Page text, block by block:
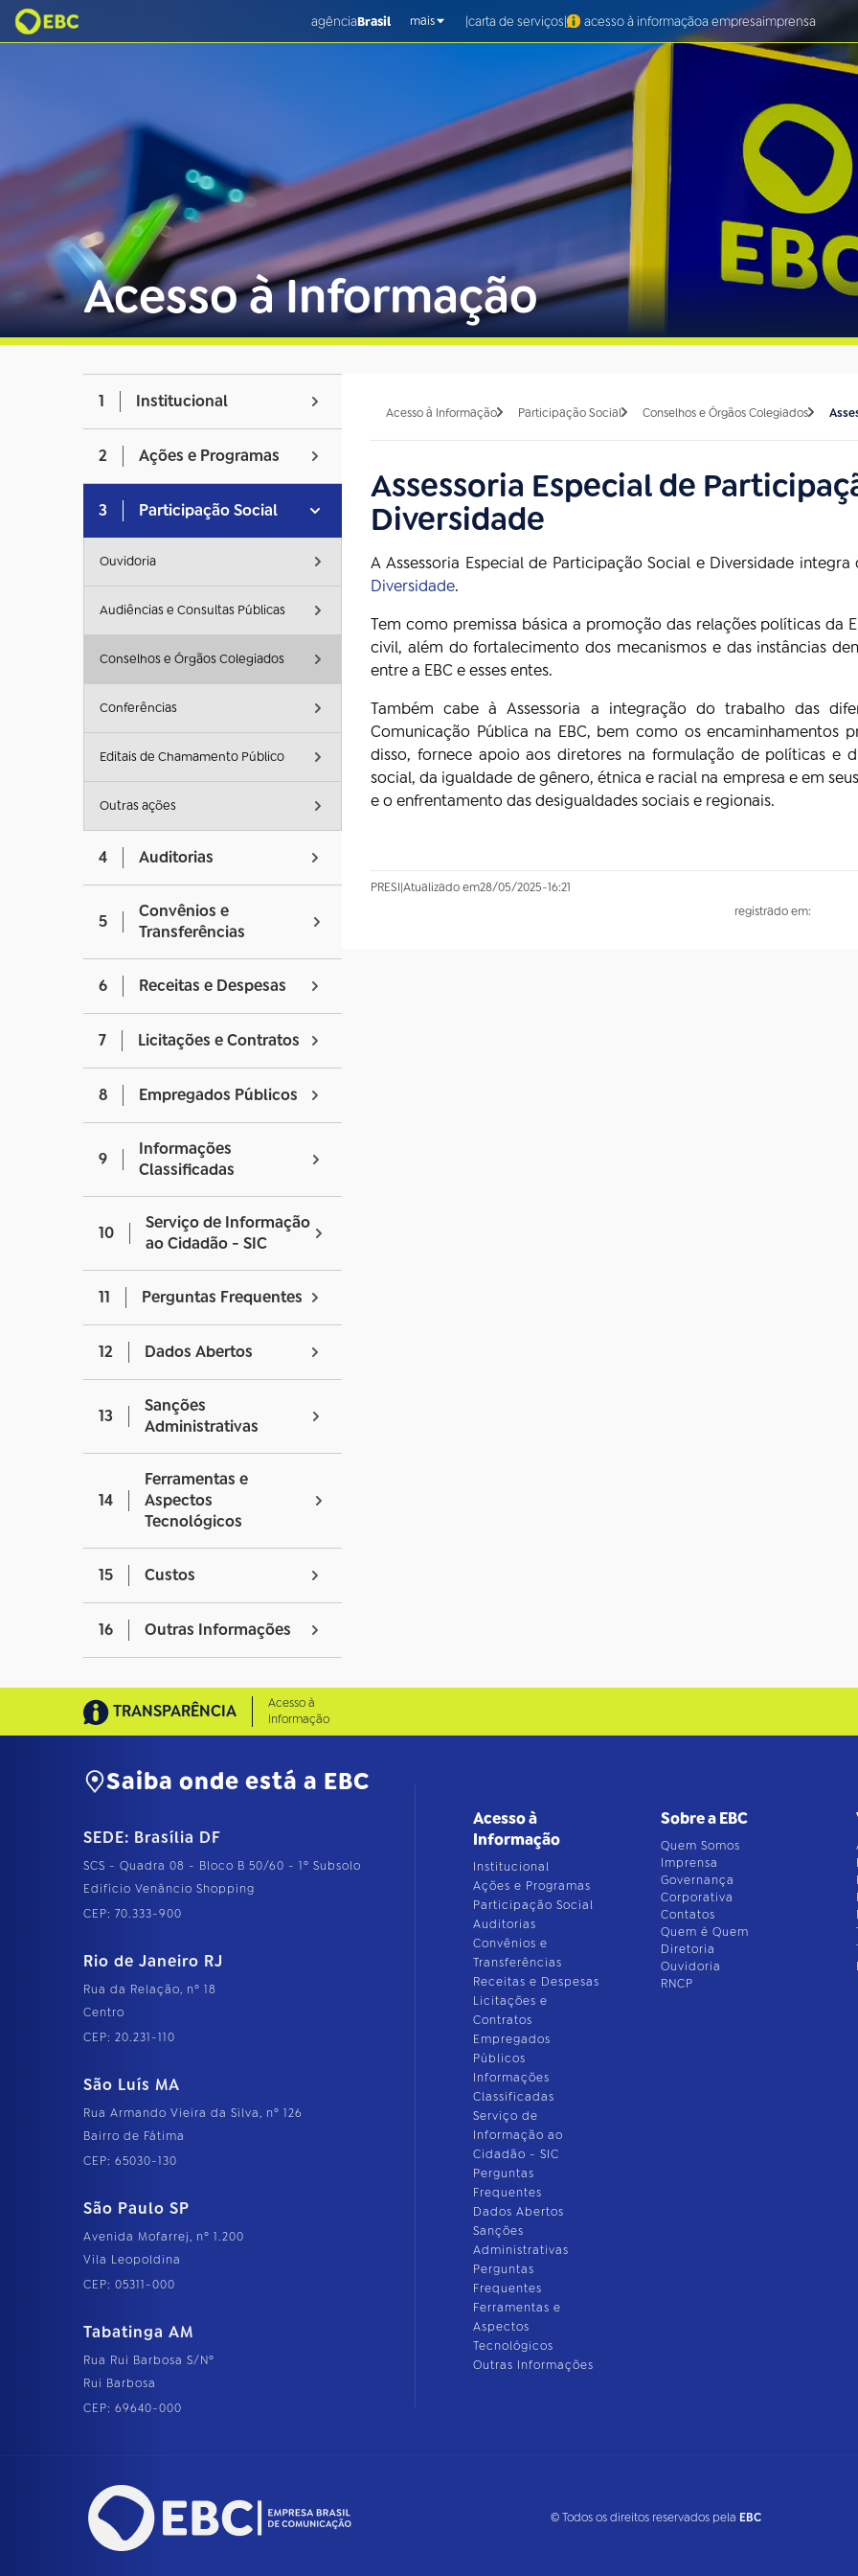
agênciaBrasil mais |carta de serviços| acesso à informaçãoa empresaimprensa
Acesso à Informação
1 Institucional
2 Ações e Programas
3 Participação Social
Ouvidoria
Audiências e Consultas Públicas
Conselhos e Órgãos Colegiados
Conferências
Editais de Chamamento Público
Outras ações
4 Auditorias
5
Convênios e
Transferências
6 Receitas e Despesas
7 Licitações e Contratos
8 Empregados Públicos
9
Informações
Classificadas
10
Serviço de Informação
ao Cidadão - SIC
11 Perguntas Frequentes
12 Dados Abertos
13
Sanções
Administrativas
14
Ferramentas e
Aspectos
Tecnológicos
15 Custos
16 Outras Informações
Acesso à Informação Participação Social Conselhos e Órgãos Colegiados
Assessoria Especial de
Diversidade
A Assessoria Especial de Participação Social e Diversidade integra
Diversidade.
Tem como premissa básica a promoção das relações políticas da
civil, além do fortalecimento dos mecanismos e das instâncias
entre a EBC e esses entes.
Também cabe à Assessoria a integração do trabalho das
Comunicação Pública na EBC, bem como os encaminhamentos
disso, fornece apoio aos diretores na formulação de políticas e
social, da igualdade de gênero, étnica e racial na empresa e em
e o enfrentamento das desigualdades sociais e regionais.
PRESI|Atualizado em28/05/2025-16:21
registrado em:
TRANSPARÊNCIA
Acesso à
Informação
Saiba onde está a EBC
SEDE: Brasília DF
SCS - Quadra 08 - Bloco B 50/60 - 1º Subsolo
Edifício Venâncio Shopping
CEP: 70.333-900
Rio de Janeiro RJ
Rua da Relação, nº 18
Centro
CEP: 20.231-110
São Luís MA
Rua Armando Vieira da Silva, nº 126
Bairro de Fátima
CEP: 65030-130
São Paulo SP
Avenida Mofarrej, nº 1.200
Vila Leopoldina
CEP: 05311-000
Tabatinga AM
Rua Rui Barbosa S/Nº
Rui Barbosa
CEP: 69640-000
Acesso à
Informação
Institucional
Ações e Programas
Participação Social
Auditorias
Convênios e
Transferências
Receitas e Despesas
Licitações e
Contratos
Empregados
Públicos
Informações
Classificadas
Serviço de
Informação ao
Cidadão - SIC
Perguntas
Frequentes
Dados Abertos
Sanções
Administrativas
Perguntas
Frequentes
Ferramentas e
Aspectos
Tecnológicos
Outras Informações
Sobre a EBC
Quem Somos
Imprensa
Governança
Corporativa
Contatos
Quem é Quem
Diretoria
Ouvidoria
RNCP
© Todos os direitos reservados pela EBC